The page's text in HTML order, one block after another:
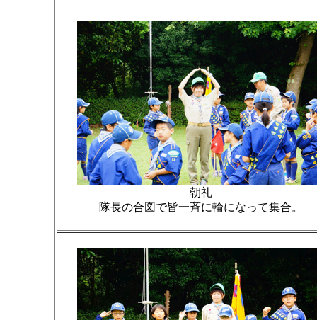
朝礼
隊長の合図で皆一斉に輪になって集合。